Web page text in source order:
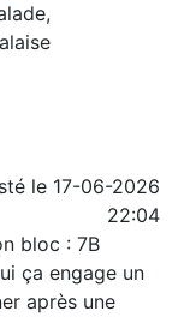
le 17-06-2026
22:04
bloc : 7B
ça engage un
après une